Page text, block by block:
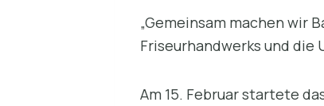
„Gemeinsam machen wir
Friseurhandwerks und
Am 15. Februar startete